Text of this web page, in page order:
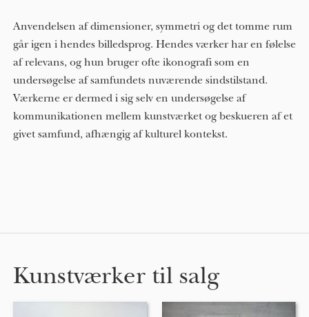
Anvendelsen af ​​dimensioner, symmetri og det tomme rum
går igen i hendes billedsprog. Hendes værker har en følelse
af relevans, og hun bruger ofte ikonografi som en
undersøgelse af samfundets nuværende sindstilstand.
Værkerne er dermed i sig selv en undersøgelse af
kommunikationen mellem kunstværket og beskueren af ​​et
givet samfund, afhængig af kulturel kontekst.
Kunstværker til salg